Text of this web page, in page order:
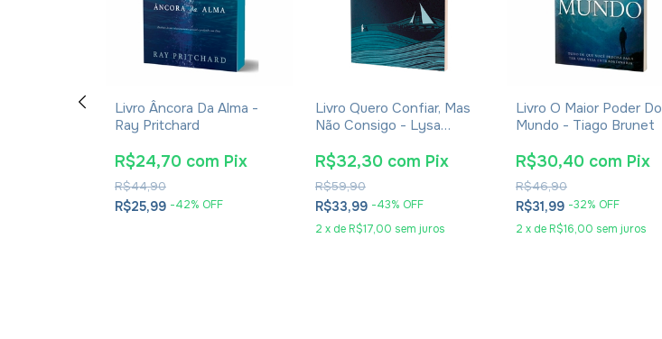
Livro Âncora Da Alma -
Ray Pritchard
R$25,99 -42% OFF
R$44,90
R$24,70 com Pix
Livro Quero Confiar, Mas
Não Consigo - Lysa
R$33,99 -43% OFF
2 x de R$17,00 sem juros
R$59,90
R$32,30 com Pix
Livro O Maior Poder Do
Mundo - Tiago Brunet
R$31,99 -32% OFF
2 x de R$16,00 sem juros
R$46,90
R$30,40 com Pix